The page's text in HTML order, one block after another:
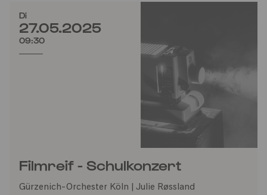
Di
27.05.2025
09:30
Filmreif - Schulkonzert
Gürzenich-Orchester Köln | Julie Røssland